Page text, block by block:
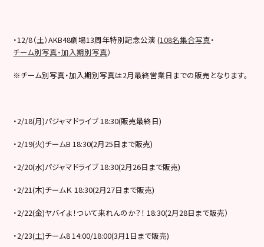
・12/8（土）AKB48劇場13周年特別記念公演 (108名集合写真・
チーム別写真・加入期別写真）
※チーム別写真・加入期別写真は2月最終営業日までの販売となります。
・2/18(月)パジャマドライブ 18:30(販売最終日)
・2/19(火)チームB 18:30(2月25日まで販売)
・2/20(水)パジャマドライブ 18:30(2月26日まで販売)
・2/21(木)チームＫ 18:30(2月27日まで販売)
・2/22(金)ヤバイよ！ついて来れんのか？！ 18:30(2月28日まで販売）
・2/23(土)チーム8 14:00/18:00(3月1日まで販売)